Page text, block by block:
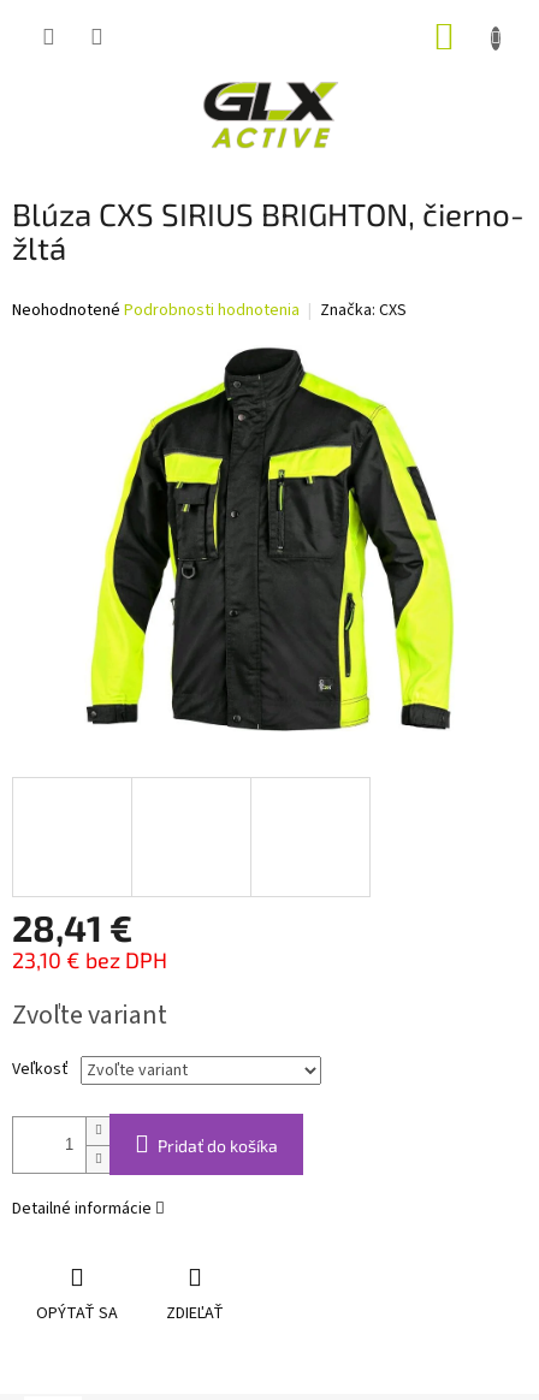
Blúza CXS SIRIUS BRIGHTON, čierno-
žltá
Priemerné
Neohodnotené Podrobnosti hodnotenia Značka: CXS
28,41 €
23,10 € bez DPH
cena:
Zvoľte variant
Veľkosť
Pridať do košíka
Detailné informácie
OPÝTAŤ SA ZDIEĽAŤ